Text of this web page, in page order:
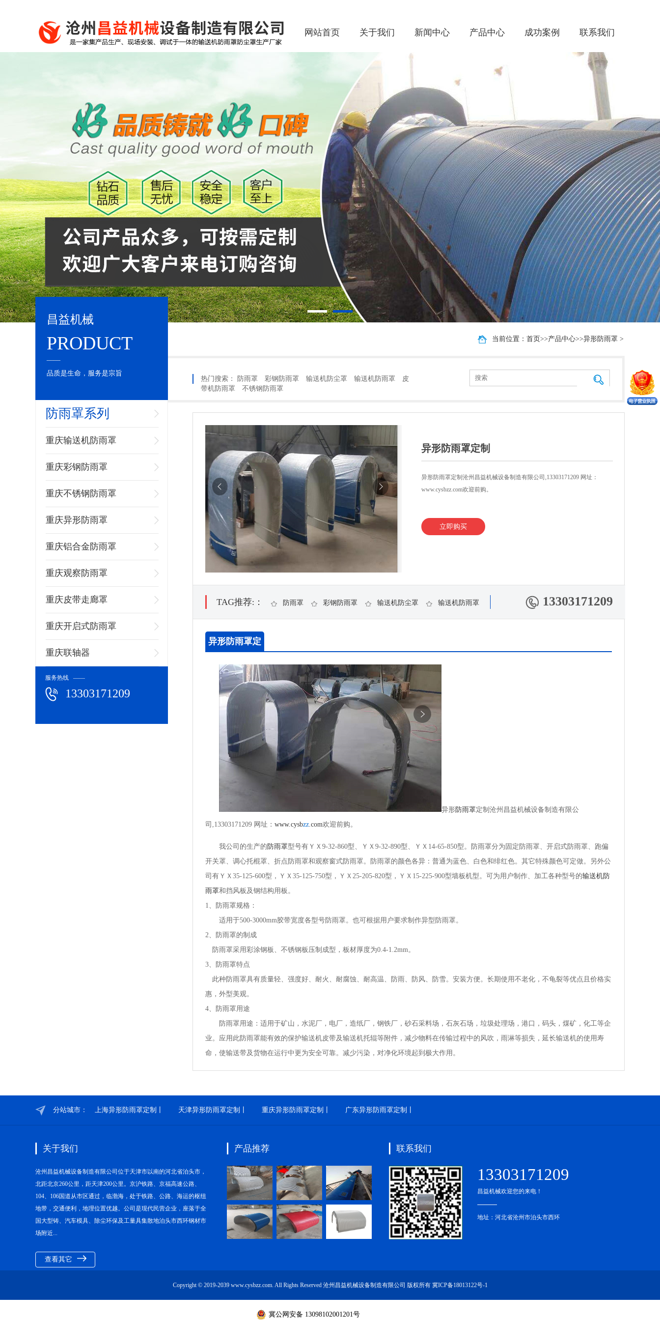
网站首页 关于我们 新闻中心 产品中心 成功案例 联系我们
昌益机械
PRODUCT
品质是生命，服务是宗旨
防雨罩系列
重庆输送机防雨罩
重庆彩钢防雨罩
重庆不锈钢防雨罩
重庆异形防雨罩
重庆铝合金防雨罩
重庆观察防雨罩
重庆皮带走廊罩
重庆开启式防雨罩
重庆联轴器
服务热线 ——
13303171209
当前位置： 首页>>产品中心>>异形防雨罩 >
热门搜索： 防雨罩 彩钢防雨罩 输送机防尘罩 输送机防雨罩
皮
带机防雨罩
不锈钢防雨罩
异形防雨罩定制
异形防雨罩定制沧州昌益机械设备制造有限公司,13303171209 网址：
www.cysbzz.com​欢迎前购。
立即购买
TAG推荐:： 防雨罩 彩钢防雨罩 输送机防尘罩 输送机防雨罩 13303171209
异形防雨罩定
异形防雨罩定制沧州昌益机械设备制造有限公
司,13303171209 网址： www.cysbzz.com欢迎前购。
我公司的生产的 防雨罩型号有ＹＸ9-32-860型、ＹＸ9-32-890型、ＹＸ14-65-850型。防雨罩分为固定防雨罩、开启式防雨罩、跑偏
开关罩、调心托棍罩、折点防雨罩和观察窗式防雨罩。防雨罩的颜色各异：普通为蓝色、白色和绯红色。其它特殊颜色可定做。另外公
司有ＹＸ35-125-600型，ＹＸ35-125-750型，ＹＸ25-205-820型，ＹＸ15-225-900型墙板机型。可为用户制作、加工各种型号的输送机防
雨罩和挡风板及钢结构用板。
1、防雨罩规格：
适用于500-3000mm胶带宽度各型号防雨罩。也可根据用户要求制作异型防雨罩。
2、防雨罩的制成
防雨罩采用彩涂钢板、不锈钢板压制成型，板材厚度为0.4-1.2mm。
3、防雨罩特点
此种防雨罩具有质量轻、强度好、耐火、耐腐蚀、耐高温、防雨、防风、防雪。安装方便。长期使用不老化，不龟裂等优点且价格实
惠，外型美观。
4、防雨罩用途
防雨罩用途：适用于矿山，水泥厂，电厂，造纸厂，钢铁厂，砂石采料场，石灰石场，垃圾处理场，港口，码头，煤矿，化工等企
业。应用此防雨罩能有效的保护输送机皮带及输送机托辊等附件，减少物料在传输过程中的风吹，雨淋等损失，延长输送机的使用寿
命，使输送带及货物在运行中更为安全可靠。减少污染，对净化环境起到极大作用。
分站城市： 上海异形防雨罩定制丨 天津异形防雨罩定制丨 重庆异形防雨罩定制丨 广东异形防雨罩定制丨
关于我们
沧州昌益机械设备制造有限公司位于天津市以南的河北省泊头市，
北距北京260公里，距天津200公里。京沪铁路、京福高速公路、
104、106国道从市区通过，临渤海，处于铁路、公路、海运的枢纽
地带，交通便利，地理位置优越。公司是现代民营企业，座落于全
国大型铸、汽车模具、除尘环保及工量具集散地泊头市西环钢材市
场附近...
查看其它
产品推荐 联系我们
13303171209
昌益机械欢迎您的来电！
地址：河北省沧州市泊头市西环
Copyright © 2019-2039 www.cysbzz.com. All Rights Reserved 沧州昌益机械设备制造有限公司 版权所有 冀ICP备18013122号-1
冀公网安备 13098102001201号